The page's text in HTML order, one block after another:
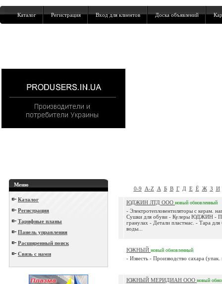
Каталог Регистрация Вход для клиентов Доска объявлений
Меню
Каталог
Регистрация
Тарифные планы
Панель управления
Расширенный поиск
Связь с нами
0-9 A-Z А Б В Г Д Е Ё Ж З И
ЮДЖИН ЛТД ООО новый обновленный
- Электротепловентиляторы с керам.
Сушки для обуви - Кулеры ЮДЖИН -
гранулах - Детали пластмас. - Тара для
воды...
ЮЖНЫЙ новый обновленный
- Известь - Производство сахара
ЮЖНЫЙ МЕРИДИАН ООО новый